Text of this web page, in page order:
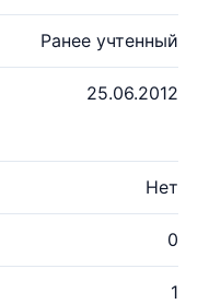
Ранее учтенный
25.06.2012
Нет
0
1